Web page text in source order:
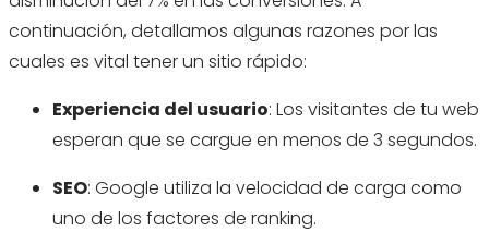
continuación, detallamos algunas razones por las
cuales es vital tener un sitio rápido:
Experiencia del usuario: Los visitantes de tu web
esperan que se cargue en menos de 3 segundos.
SEO: Google utiliza la velocidad de carga como
uno de los factores de ranking.